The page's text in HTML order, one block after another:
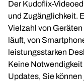
Der Kudoflix-
und Zugänglichkeit.
Vielzahl von
läuft, von
leistungsstarken
Keine
Updates, Sie